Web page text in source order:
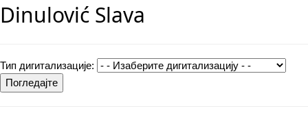
Dinulović Slava
Тип дигитализације:
Погледајте